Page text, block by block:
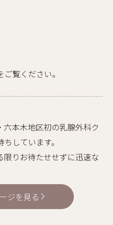
ご覧ください。
本木地区初の乳腺外科ク
しています。
りお待たせせずに迅速な
ジを見る